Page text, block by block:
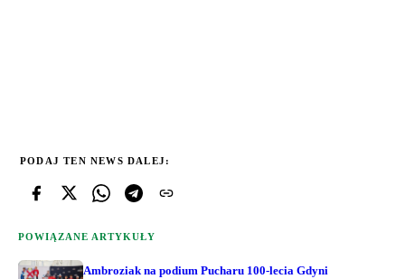
PODAJ TEN NEWS DALEJ:
POWIĄZANE ARTYKUŁY
Ambroziak na podium Pucharu 100-lecia Gdyni